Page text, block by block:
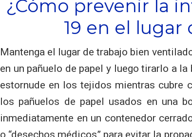
¿Cómo prevenir la
19 en el lugar
Mantenga el lugar de trabajo bien
en un pañuelo de papel y luego tirarlo a
estornude en los tejidos mientras cubre
los pañuelos de papel usados en una
inmediatamente en un contenedor
o “desechos médicos” para evitar la